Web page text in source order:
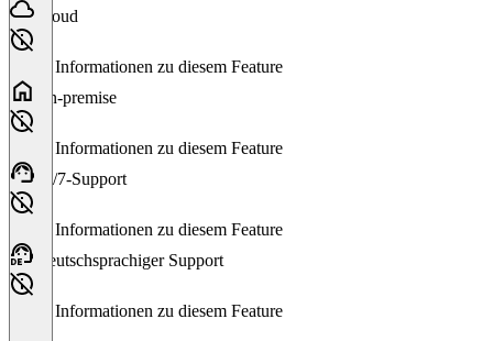
Cloud
Keine Informationen zu diesem Feature
On-premise
Keine Informationen zu diesem Feature
24/7-Support
Keine Informationen zu diesem Feature
Deutschsprachiger Support
Keine Informationen zu diesem Feature